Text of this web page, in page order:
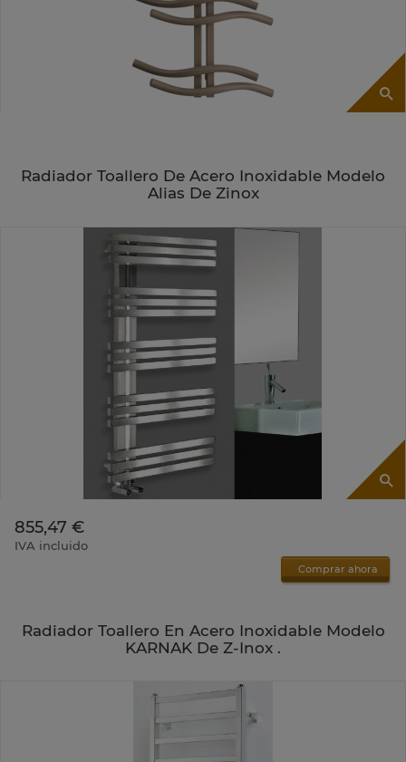
Radiador Toallero De Acero Inoxidable Modelo
Alias De Zinox
855,47 €
IVA incluido
Comprar ahora
Radiador Toallero En Acero Inoxidable Modelo
KARNAK De Z-Inox .